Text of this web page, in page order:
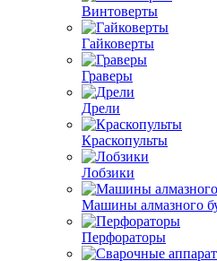
Винтоверты
Гайковерты
Граверы
Дрели
Краскопульты
Лобзики
Машины алмазного
Перфораторы